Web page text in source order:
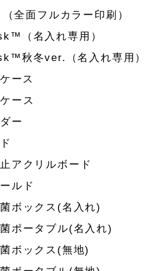
全面フルカラー印刷）
（名入れ専用）
秋冬ver.（名入れ専用）
ース
ース
ー
アクリルボード
ルド
ボックス(名入れ)
ポータブル(名入れ)
ボックス(無地)